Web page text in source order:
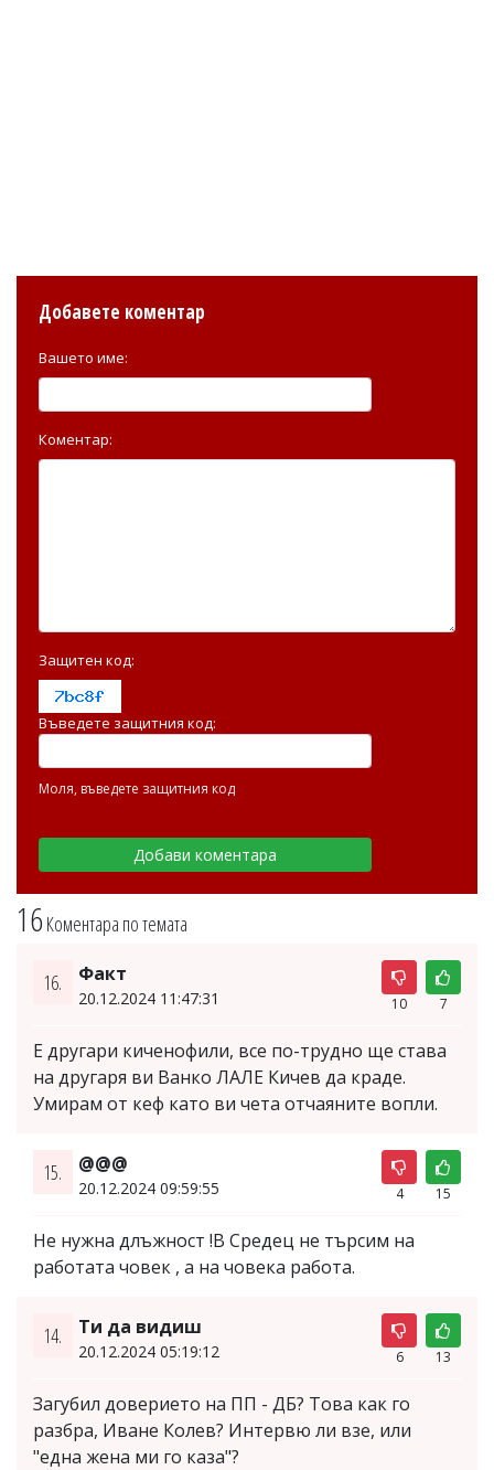
16Коментара по темата
16. Факт
20.12.2024 11:47:31 10 7
Е другари киченофили, все по-трудно ще става
на другаря ви Ванко ЛАЛЕ Кичев да краде.
Умирам от кеф като ви чета отчаяните вопли.
15. @@@
20.12.2024 09:59:55 4 15
Не нужна длъжност !В Средец не търсим на
работата човек , а на човека работа.
14. Ти да видиш
20.12.2024 05:19:12 6 13
Загубил доверието на ПП - ДБ? Това как го
разбра, Иване Колев? Интервю ли взе, или
"една жена ми го каза"?
Добавете коментар
Вашето име:
Коментар:
Защитен код:
Въведете защитния код:
Моля, въведете защитния код